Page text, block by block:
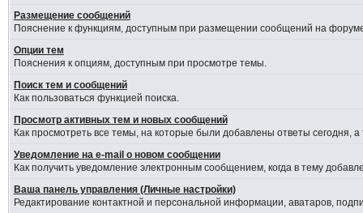
Размещение сообщений
Пояснение к функциям, доступным при размещении сообщений на
Опции тем
Пояснения к опциям, доступным при просмотре темы.
Поиск тем и сообщений
Как пользоваться функцией поиска.
Просмотр активных тем и новых сообщений
Как просмотреть все темы, на которые были добавлены ответы сегодня,
Уведомление на е-mail о новом сообщении
Как получить уведомление электронным сообщением, когда в тему
Ваша панель управления (Личные настройки)
Редактирование контактной и персональной информации, аватаров,